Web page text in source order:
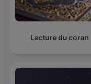
Lecture du coran